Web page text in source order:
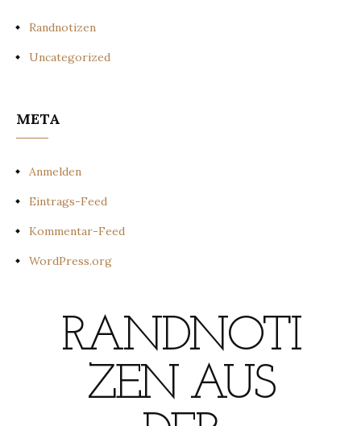
Randnotizen
Uncategorized
META
Anmelden
Eintrags-Feed
Kommentar-Feed
WordPress.org
RANDNOTI
ZEN AUS